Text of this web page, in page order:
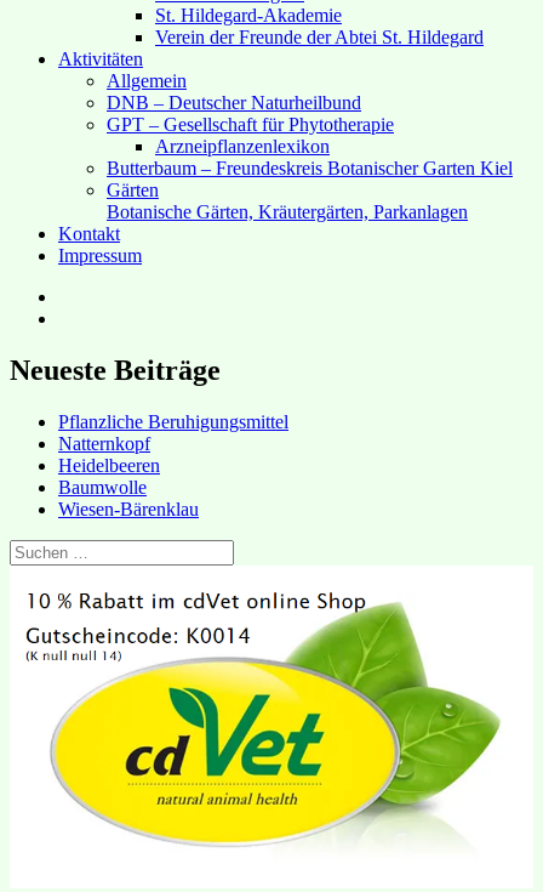
St. Hildegard-Akademie
Verein der Freunde der Abtei St. Hildegard
Aktivitäten
Allgemein
DNB – Deutscher Naturheilbund
GPT – Gesellschaft für Phytotherapie
Arzneipflanzenlexikon
Butterbaum – Freundeskreis Botanischer Garten Kiel
Gärten
Botanische Gärten, Kräutergärten, Parkanlagen
Kontakt
Impressum
Instagram
Neueste Beiträge
Pflanzliche Beruhigungsmittel
Natternkopf
Heidelbeeren
Baumwolle
Wiesen-Bärenklau
Suchen
nach: